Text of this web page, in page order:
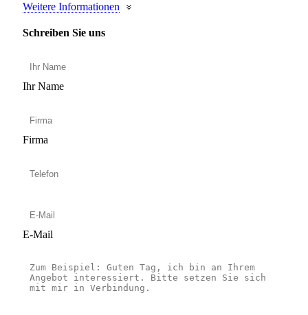
Weitere Informationen
Schreiben Sie uns
Ihr Name
Firma
E-Mail